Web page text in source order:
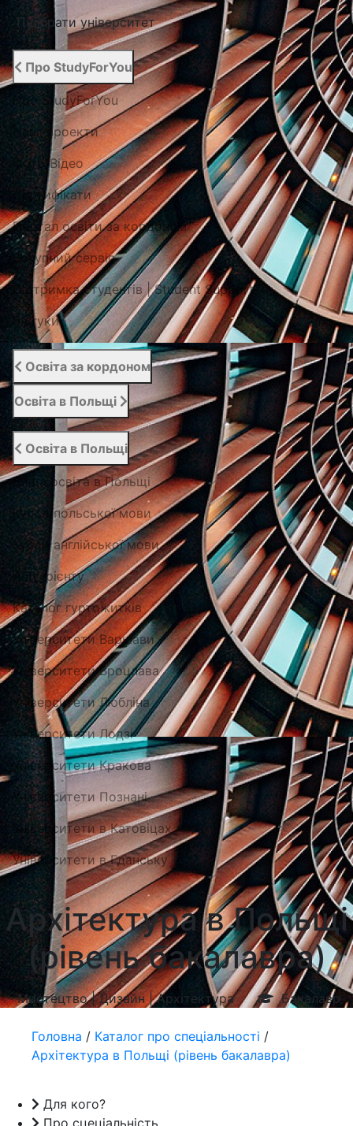
Підібрати університет
Про StudyForYou
Про StudyForYou
Наші проекти
Фото/Відео
Сертифікати
Портал освіти за кордоном
Вступний сервіс
Підтримка студентів | Student Support
Відгуки
Освіта за кордоном
Освіта в Польщі
Освіта в Польщі
Вища освіта в Польщі
Курси польської мови
Курси англійської мови
Абітурієнту
Каталог гуртожитків
Університети Варшави
Університети Вроцлава
Університети Любліна
Університети Лодзі
Університети Кракова
Університети Познані
Університети в Катовіцах
Університети в Гданську
Архітектура в Польщі
(рівень бакалавра)
Мистецтво | Дизайн | Архітектура Бакалавр
Головна / Каталог про спеціальності /
Архітектура в Польщі (рівень бакалавра)
Для кого?
Про сцеціальність